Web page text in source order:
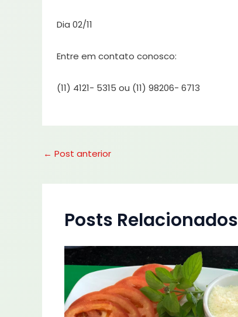
Dia 02/11
Entre em contato conosco:
(11) 4121- 5315 ou (11) 98206- 6713
← Post anterior
Posts Relacionados